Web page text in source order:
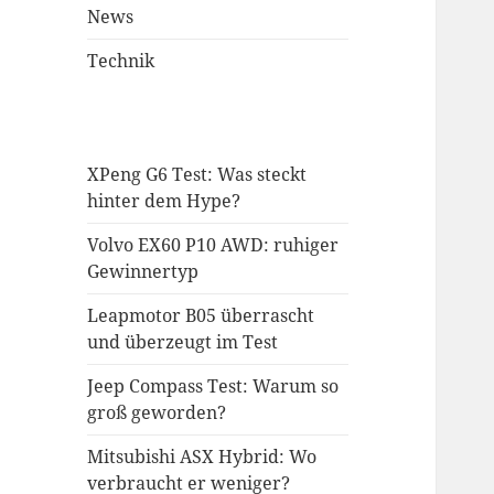
News
Technik
XPeng G6 Test: Was steckt
hinter dem Hype?
Volvo EX60 P10 AWD: ruhiger
Gewinnertyp
Leapmotor B05 überrascht
und überzeugt im Test
Jeep Compass Test: Warum so
groß geworden?
Mitsubishi ASX Hybrid: Wo
verbraucht er weniger?